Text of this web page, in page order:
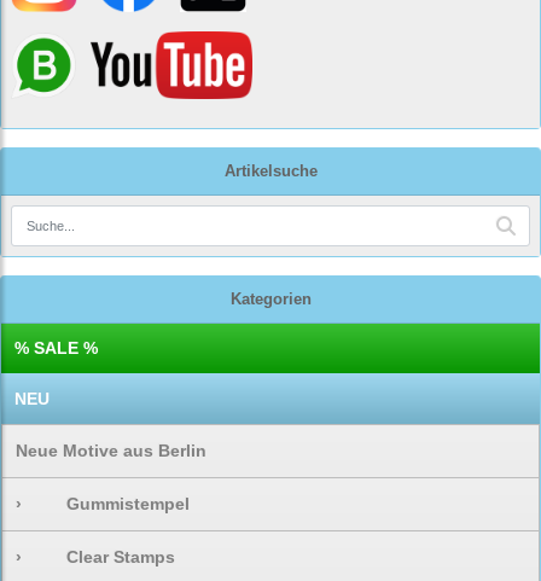
Artikelsuche
Kategorien
% SALE %
NEU
Neue Motive aus Berlin
› Gummistempel
› Clear Stamps